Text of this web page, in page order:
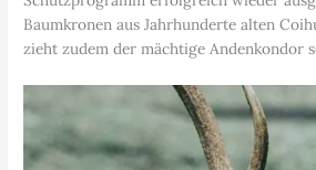
Baumkronen aus Jahrhunderte alten
zieht zudem der mächtige Andenkondor